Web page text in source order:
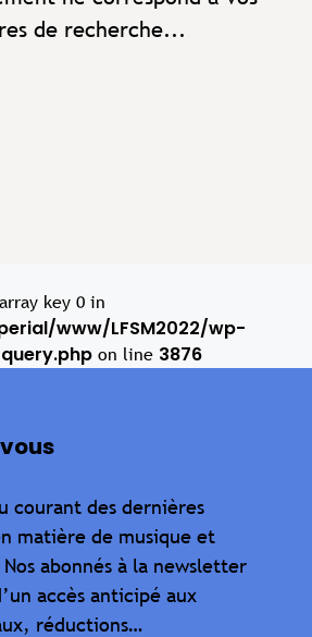
de recherche...
key 0 in
www/LFSM2022/wp-
on line 3876
courant des dernières
matière de musique et
abonnés à la newsletter
accès anticipé aux
réductions…